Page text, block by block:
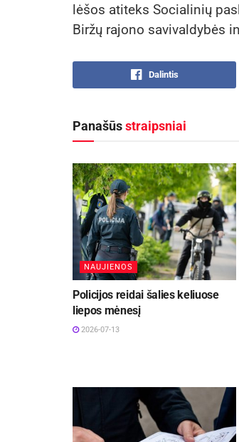
lėšos atiteks Socialinių
Biržų rajono savivaldybės
Dalintis
Panašūsstraipsniai
NAUJIENOS
Policijos reidai šalies keliuose
liepos mėnesį
2026-07-13